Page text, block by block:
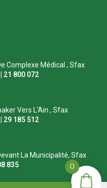
Complexe Médical , Sfax
21 800 072
Vers L'Ain , Sfax
29 185 512
La Municipalité, Sfax
835
0